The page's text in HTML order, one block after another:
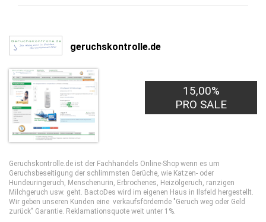
geruchskontrolle.de
15,00%
PRO SALE
Geruchskontrolle.de ist der Fachhandels Online-Shop wenn es um
Geruchsbeseitigung der schlimmsten Gerüche, wie Katzen- oder
Hundeuringeruch, Menschenurin, Erbrochenes, Heizölgeruch, ranzigen
Milchgeruch usw. geht. BactoDes wird im eigenen Haus in Ilsfeld hergestellt.
Wir geben unseren Kunden eine verkaufsfördernde "Geruch weg oder Geld
zurück" Garantie. Reklamationsquote weit unter 1%.